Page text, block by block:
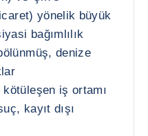
yönelik büyük
bağımlılık
denize
iş ortamı
kayıt dışı